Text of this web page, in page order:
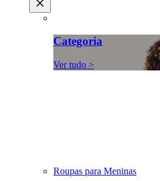
Categoria
Ver tudo >
Roupas para Meninas